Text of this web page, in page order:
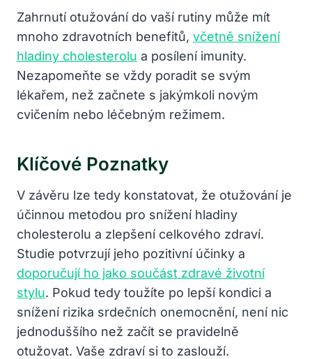
Zahrnutí otužování do vaší rutiny může mít
mnoho zdravotních benefitů, včetně snížení
hladiny cholesterolu a posílení imunity.
Nezapomeňte se vždy poradit se svým
lékařem, než začnete s jakýmkoli novým
cvičením nebo léčebným režimem.
Klíčové Poznatky
V závěru lze tedy konstatovat, že otužování je
účinnou metodou pro snížení hladiny
cholesterolu a zlepšení celkového zdraví.
Studie potvrzují jeho pozitivní účinky a
doporučují ho jako součást zdravé životní
stylu. Pokud tedy toužíte po lepší kondici a
snížení rizika srdečních onemocnění, není nic
jednoduššího než začít se pravidelně
otužovat. Vaše zdraví si to zaslouží.